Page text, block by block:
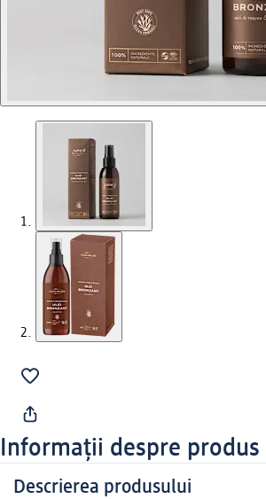
Informații despre produs
Descrierea produsului